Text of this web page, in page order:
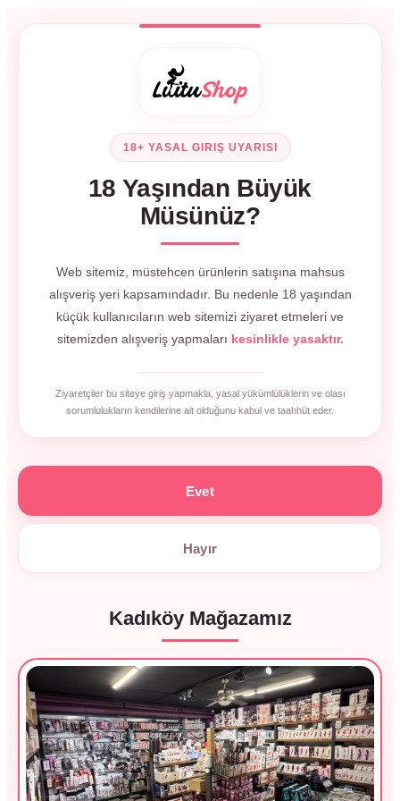
18+ YASAL GIRIŞ UYARISI
18 Yaşından Büyük
Müsünüz?
Web sitemiz, müstehcen ürünlerin satışına mahsus
alışveriş yeri kapsamındadır. Bu nedenle 18 yaşından
küçük kullanıcıların web sitemizi ziyaret etmeleri ve
sitemizden alışveriş yapmaları kesinlikle yasaktır.
Ziyaretçiler bu siteye giriş yapmakla, yasal yükümlülüklerin ve olası
sorumlulukların kendilerine ait olduğunu kabul ve taahhüt eder.
Kadıköy Mağazamız
Evet
Hayır